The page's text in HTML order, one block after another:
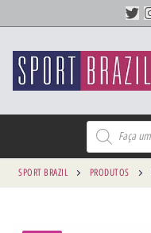
SPORT BRAZIL PRODUTOS